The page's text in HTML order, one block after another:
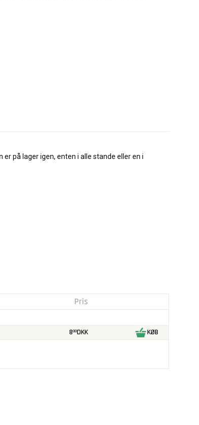
på lager igen, enten i alle stande eller en i
Pris
800DKK KØB